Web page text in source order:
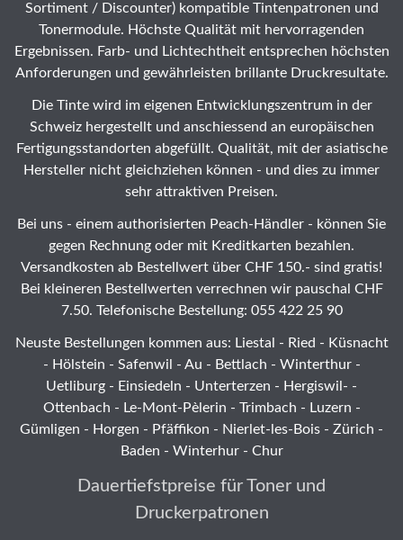
Sortiment / Discounter) kompatible Tintenpatronen und
Tonermodule. Höchste Qualität mit hervorragenden
Ergebnissen. Farb- und Lichtechtheit entsprechen höchsten
Anforderungen und gewährleisten brillante Druckresultate.
Die Tinte wird im eigenen Entwicklungszentrum in der
Schweiz hergestellt und anschiessend an europäischen
Fertigungsstandorten abgefüllt. Qualität, mit der asiatische
Hersteller nicht gleichziehen können - und dies zu immer
sehr attraktiven Preisen.
Bei uns - einem authorisierten Peach-Händler - können Sie
gegen Rechnung oder mit Kreditkarten bezahlen.
Versandkosten ab Bestellwert über CHF 150.- sind gratis!
Bei kleineren Bestellwerten verrechnen wir pauschal CHF
7.50. Telefonische Bestellung: 055 422 25 90
Neuste Bestellungen kommen aus: Liestal - Ried - Küsnacht
- Hölstein - Safenwil - Au - Bettlach - Winterthur-
Uetliburg - Einsiedeln - Unterterzen - Hergiswil- -
Ottenbach - Le-Mont-Pèlerin - Trimbach - Luzern -
Gümligen - Horgen - Pfäffikon - Nierlet-les-Bois - Zürich -
Baden - Winterhur - Chur
Dauertiefstpreise für Toner und
Druckerpatronen